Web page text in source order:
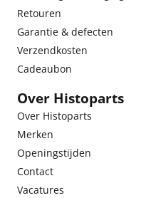
Retouren
Garantie & defecten
Verzendkosten
Cadeaubon
Over Histoparts
Over Histoparts
Merken
Openingstijden
Contact
Vacatures